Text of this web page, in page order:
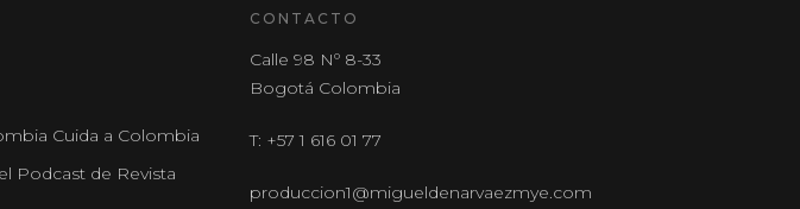
Cuida a Colombia
Podcast de Revista
CONTACTO
Calle 98 Nº 8-33
Bogotá Colombia
T: +57 1 616 01 77
produccion1@migueldenarvaezmye.com